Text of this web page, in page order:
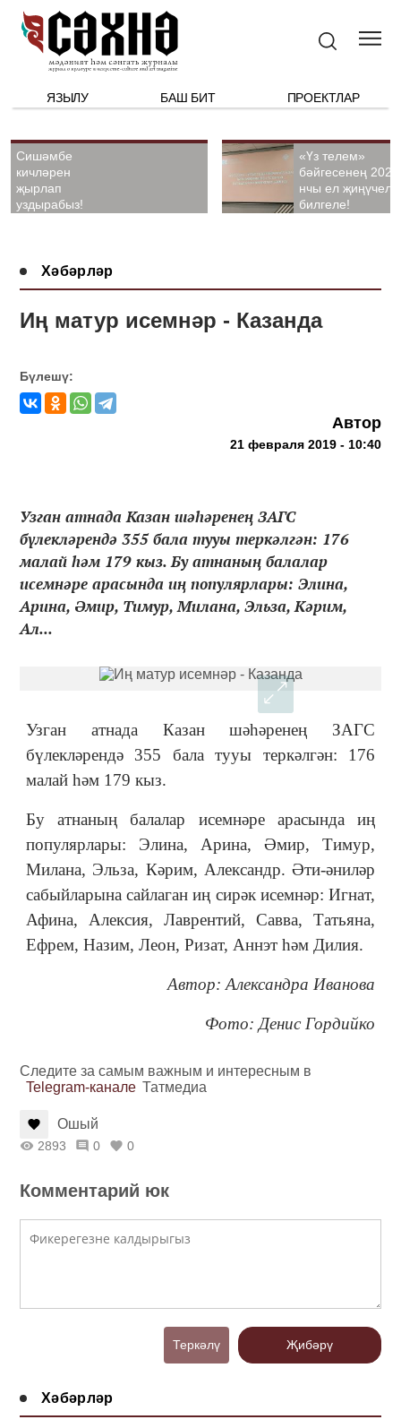
ЯЗЫЛУ БАШ БИТ ПРОЕКТЛАР
Сишәмбе
кичләрен
җырлап
уздырабыз!
«Үз телем»
бәйгесенең 2026
нчы ел
билгеле!
Хәбәрләр
Иң матур исемнәр - Казанда
Бүлешү:
Автор
21 февраля 2019 - 10:40
Узган атнада Казан шәһәренең ЗАГС
бүлекләрендә 355 бала тууы теркәлгән: 176
малай һәм 179 кыз. Бу атнаның балалар
исемнәре арасында иң популярлары: Элина,
Арина, Әмир, Тимур, Милана, Эльза, Кәрим,
Ал...
Узган атнада Казан шәһәренең ЗАГС
бүлекләрендә 355 бала тууы теркәлгән: 176
малай һәм 179 кыз.
Бу атнаның балалар исемнәре арасында иң
популярлары: Элина, Арина, Әмир, Тимур,
Милана, Эльза, Кәрим, Александр. Әти-әниләр
сабыйларына сайлаган иң сирәк исемнәр: Игнат,
Афина, Алексия, Лаврентий, Савва, Татьяна,
Ефрем, Назим, Леон, Ризат, Аннэт һәм Дилия.
Автор: Александра Иванова
Фото: Денис Гордийко
Следите за самым важным и интересным в
Telegram-канале Татмедиа
Ошый
2893 0 0
Комментарий юк
Теркәлү Җибәрү
Хәбәрләр